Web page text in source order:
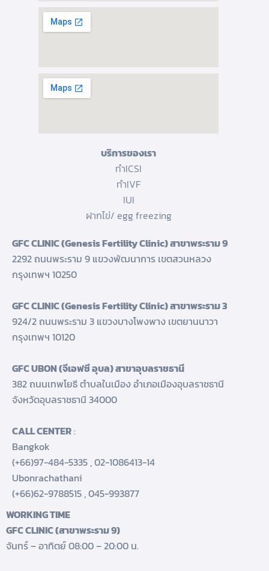
บริการของเรา
ทำICSI
ทำIVF
IUI
ฝากไข่/ egg freezing
GFC CLINIC (Genesis Fertility Clinic) สาขาพระราม 9
2292 ถนนพระราม 9 แขวงพัฒนาการ เขตสวนหลวง
กรุงเทพฯ 10250
GFC CLINIC (Genesis Fertility Clinic) สาขาพระราม 3
924/2 ถนนพระราม 3 แขวงบางโพงพาง เขตยานนาวา
กรุงเทพฯ 10120
GFC UBON (จีเอฟซี อุบล) สาขาอุบลราชธานี
382 ถนนเทพโยธี ตำบลในเมือง อำเภอเมืองอุบลราชธานี
จังหวัดอุบลราชธานี 34000
CALL CENTER:
Bangkok
(+66)97-484-5335,02-1086413-14
Ubonrachathani
(+66)62-9788515,045-993877
WORKING TIME
GFC CLINIC (สาขาพระราม 9)
จันทร์ – อาทิตย์ 08:00 – 20:00 น.